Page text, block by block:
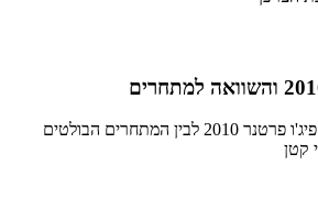
השוואת רמות הגימור של פיג'ו פרטנר 2010 לבין המתחרים הבולטים
קטן